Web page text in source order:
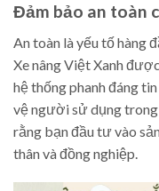
Đảm bảo an toàn
An toàn là yếu tố hàng
Xe nâng Việt Xanh
hệ thống phanh đáng
vệ người sử dụng
rằng bạn đầu tư vào
thân và đồng nghiệp.